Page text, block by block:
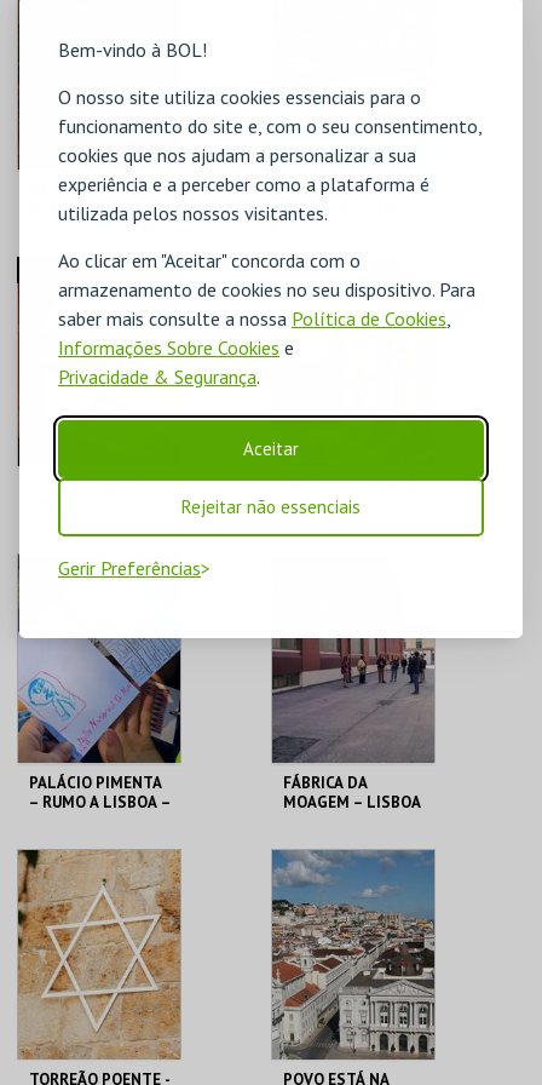
Bem-vindo à BOL!
O nosso site utiliza cookies essenciais para o
funcionamento do site e, com o seu consentimento,
cookies que nos ajudam a personalizar a sua
experiência e a perceber como a plataforma é
utilizada pelos nossos visitantes.
Ao clicar em "Aceitar" concorda com o
armazenamento de cookies no seu dispositivo. Para
saber mais consulte a nossa Política de Cookies
Informações Sobre Cookies e
Privacidade & Segurança.
Aceitar
Rejeitar não essenciais
Gerir Preferências
MAIS INFO
COMPRAR COMPRAR
PALÁCIO PIMENTA -
O MUSEU FORA DO
ARMÁRIO - VISITA
ML - PALÁCIO
PIMENTA
MAIS INFO
PALÁCIO PIMENTA
– LISBOA, 31 DE
ML - PALÁCIO
PIMENTA
ESGOTADO
CASA DOS BICOS -
ML - PALÁCIO
PIMENTA
MAIS INFO
PALÁCIO PIMENTA
– MIGRAÇÕES –
MAIS INFO
COMPRAR
PALÁCIO PIMENTA
– RUMO A LISBOA –
ML - PALÁCIO
PIMENTA
MAIS INFO
COMPRAR
FÁBRICA DA
MOAGEM – LISBOA
ML - PALÁCIO
PIMENTA
MAIS INFO
COMPRAR
TORREÃO POENTE -
POVO ESTÁ NA